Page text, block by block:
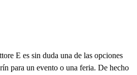
E es sin duda una de las opciones
para un evento o una feria. De hecho